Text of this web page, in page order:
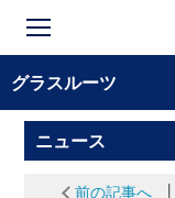
グラスルーツ
ニュース
前の記事へ